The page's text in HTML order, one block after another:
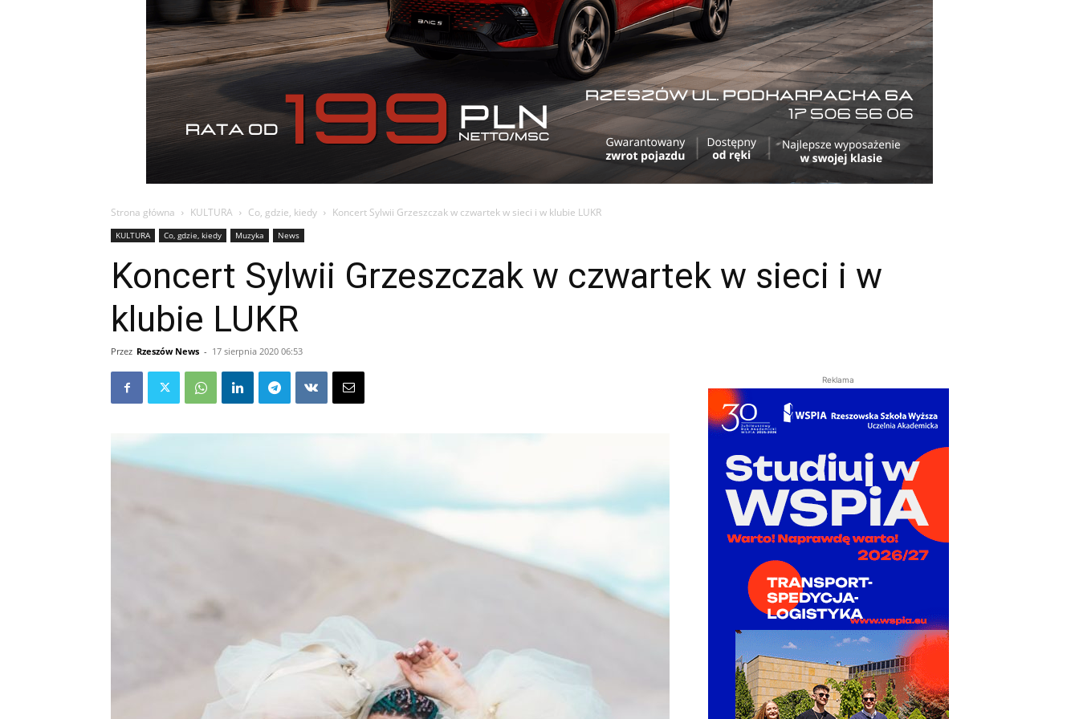
Strona główna KULTURA Co, gdzie, kiedy Koncert Sylwii Grzeszczak w czwartek w sieci i w klubie LUKR
KULTURA Co, gdzie, kiedy Muzyka News
Koncert Sylwii Grzeszczak w czwartek w sieci i w
klubie LUKR
Przez Rzeszów News - 17 sierpnia 2020 06:53
Reklama